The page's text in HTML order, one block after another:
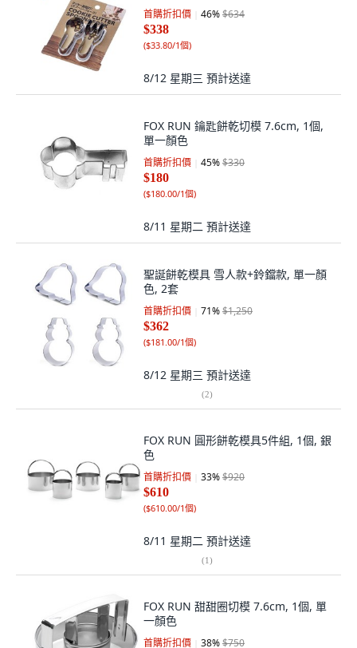
首購折扣價 46%$634
$338
($33.80/1個)
8/12 星期三 預計送達
FOX RUN 鑰匙餅乾切模 7.6cm, 1個,
單一顏色
首購折扣價 45%$330
$180
($180.00/1個)
8/11 星期二 預計送達
聖誕餅乾模具 雪人款+鈴鐺款, 單一顏
色, 2套
首購折扣價 71%$1,250
$362
($181.00/1個)
8/12 星期三 預計送達
(2)
FOX RUN 圓形餅乾模具5件組, 1個, 銀
色
首購折扣價 33%$920
$610
($610.00/1個)
8/11 星期二 預計送達
(1)
FOX RUN 甜甜圈切模 7.6cm, 1個, 單
一顏色
首購折扣價 38%$750